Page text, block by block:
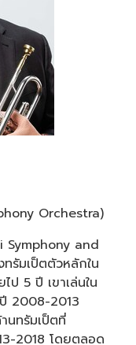
Orchestra)
Symphony and
รัมเป็ตตัวหลักใน
ป 5 ปี เขาเล่นใน
2008-2013
นทรัมเป็ตที่
2018 โดยตลอด